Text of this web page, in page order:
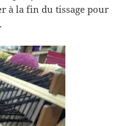
à la fin du tissage pour